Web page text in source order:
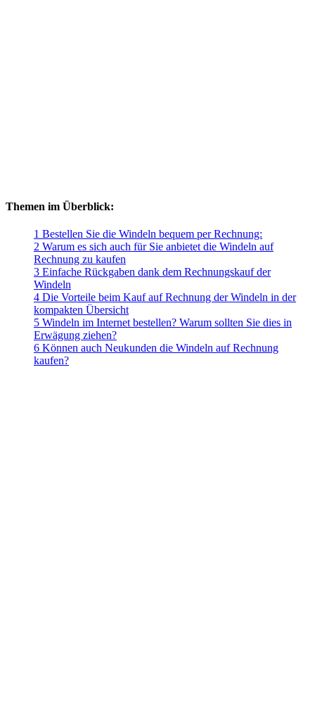
Themen im Überblick:
1 Bestellen Sie die Windeln bequem per Rechnung:
2 Warum es sich auch für Sie anbietet die Windeln auf
Rechnung zu kaufen
3 Einfache Rückgaben dank dem Rechnungskauf der
Windeln
4 Die Vorteile beim Kauf auf Rechnung der Windeln in der
kompakten Übersicht
5 Windeln im Internet bestellen? Warum sollten Sie dies in
Erwägung ziehen?
6 Können auch Neukunden die Windeln auf Rechnung
kaufen?